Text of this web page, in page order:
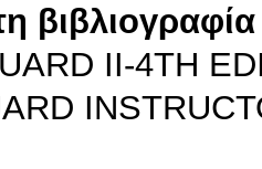
βιβλιογραφία
II-4TH